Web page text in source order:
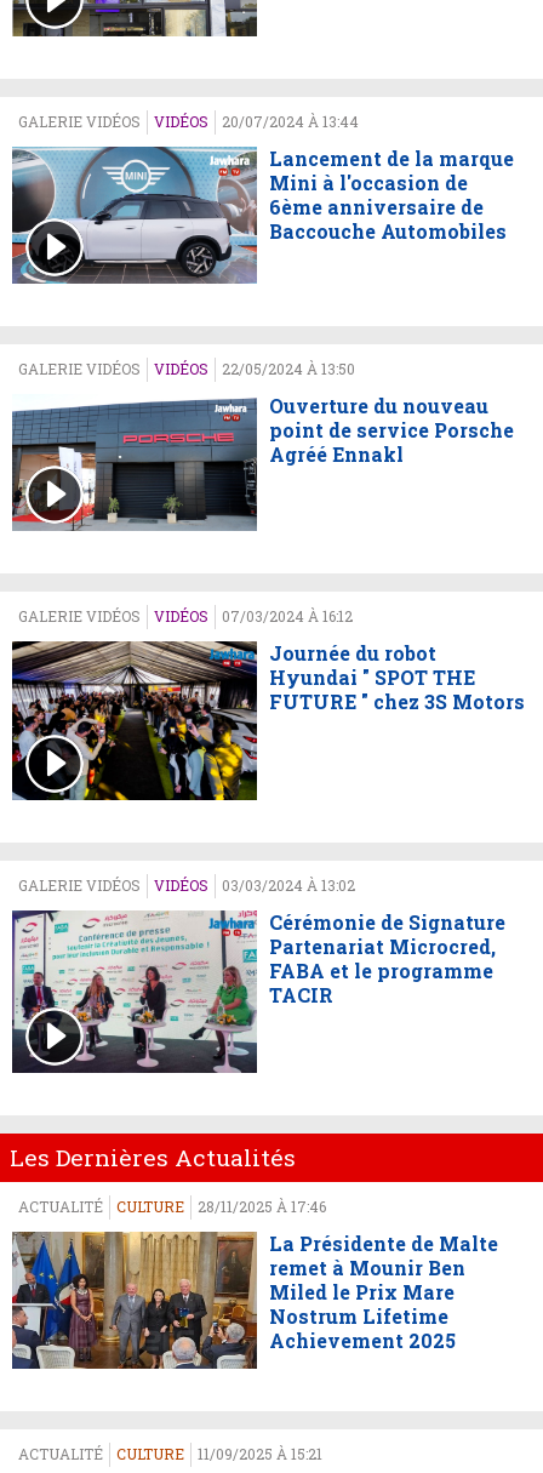
GALERIE VIDÉOS VIDÉOS 20/07/2024 À 13:44
Lancement de la marque
Mini à l'occasion de
6ème anniversaire de
Baccouche Automobiles
GALERIE VIDÉOS VIDÉOS 22/05/2024 À 13:50
Ouverture du nouveau
point de service Porsche
Agréé Ennakl
GALERIE VIDÉOS VIDÉOS 07/03/2024 À 16:12
Journée du robot
Hyundai " SPOT THE
FUTURE " chez 3S Motors
GALERIE VIDÉOS VIDÉOS 03/03/2024 À 13:02
Cérémonie de Signature
Partenariat Microcred,
FABA et le programme
TACIR
Les Dernières Actualités
ACTUALITÉ CULTURE 28/11/2025 À 17:46
La Présidente de Malte
remet à Mounir Ben
Miled le Prix Mare
Nostrum Lifetime
Achievement 2025
ACTUALITÉ CULTURE 11/09/2025 À 15:21